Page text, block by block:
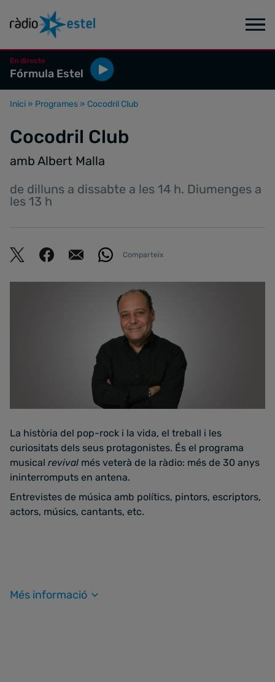
En directe
Fórmula Estel
Inici » Programes » Cocodril Club
Cocodril Club
amb Albert Malla
de dilluns a dissabte a les 14 h. Diumenges a
les 13 h
Comparteix
La història del pop-rock i la vida, el treball i les
curiositats dels seus protagonistes. És el programa
musical revival més veterà de la ràdio: més de 30 anys
ininterromputs en antena.
Entrevistes de música amb polítics, pintors, escriptors,
actors, músics, cantants, etc.
Més informació